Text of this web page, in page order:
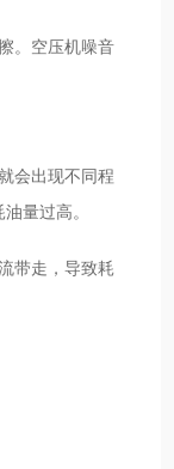
。空压机噪音
会出现不同程
量过高。
带走，导致耗